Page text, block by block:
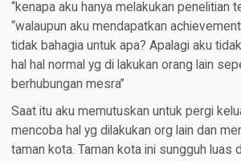
“kenapa aku hanya melakukan penelitian
“walaupun aku mendapatkan
tidak bahagia untuk apa? Apalagi aku
hal hal normal yg di lakukan orang lain
berhubungan mesra”
Saat itu aku memutuskan untuk pergi
mencoba hal yg dilakukan org lain dan
taman kota. Taman kota ini sungguh luas